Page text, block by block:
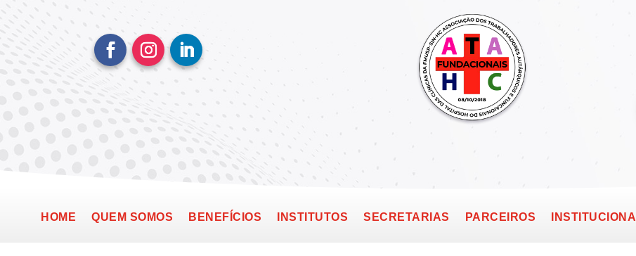
HOME QUEM SOMOS BENEFÍCIOS INSTITUTOS SECRETARIAS PARCEIROS